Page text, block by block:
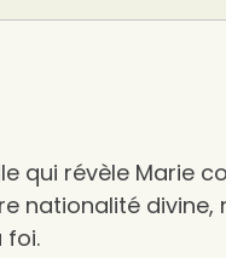
qui révèle Marie
nationalité divine,
foi.